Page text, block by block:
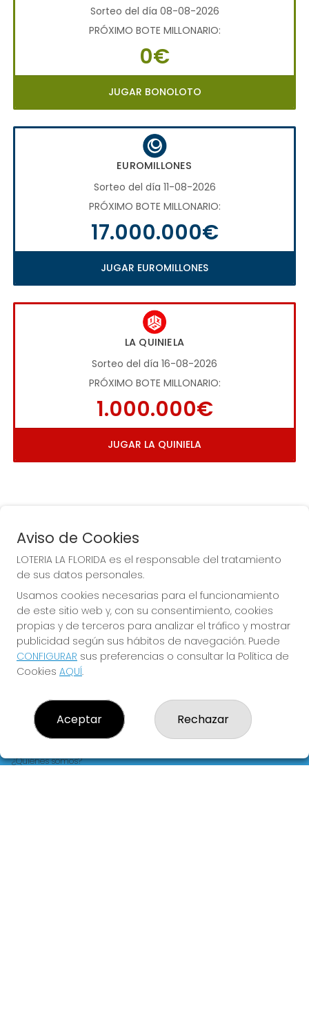
Sorteo del día 08-08-2026
PRÓXIMO BOTE MILLONARIO:
0€
JUGAR BONOLOTO
EUROMILLONES
Sorteo del día 11-08-2026
PRÓXIMO BOTE MILLONARIO:
17.000.000€
JUGAR EUROMILLONES
LA QUINIELA
Sorteo del día 16-08-2026
PRÓXIMO BOTE MILLONARIO:
1.000.000€
JUGAR LA QUINIELA
COMPRA EN LOTERIA LA
FLORIDA
Y QUE LAS MEIGAS TE
ACOMPAÑEN
LOTERIA LA FLORIDA
¿Quiénes somos?
Aviso de Cookies
LOTERIA LA FLORIDA es el responsable del tratamiento
de sus datos personales.
Usamos cookies necesarias para el funcionamiento
de este sitio web y, con su consentimiento, cookies
propias y de terceros para analizar el tráfico y mostrar
publicidad según sus hábitos de navegación. Puede
CONFIGURAR sus preferencias o consultar la Política de
Cookies AQUÍ.
Aceptar Rechazar